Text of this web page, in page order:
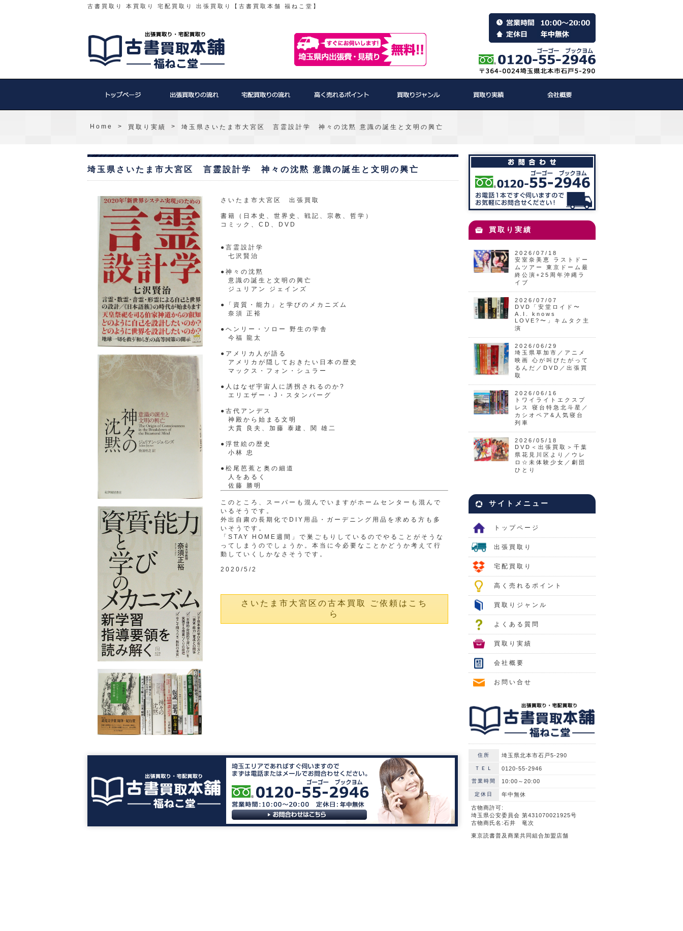
古書買取り 本買取り 宅配買取り 出張買取り【古書買取本舗 福ねこ堂】
Home > 買取り実績 > 埼玉県さいたま市大宮区 言霊設計学 神々の沈黙 意識の誕生と文明の興亡
埼玉県さいたま市大宮区 言霊設計学 神々の沈黙 意識の誕生と文明の興亡
さいたま市大宮区 出張買取
書籍（日本史、世界史、戦記、宗教、哲学）
コミック、CD、DVD
●言霊設計学
七沢賢治
●神々の沈黙
意識の誕生と文明の興亡
ジュリアン ジェインズ
●「資質・能力」と学びのメカニズム
奈須 正裕
●ヘンリー・ソロー 野生の学舎
今福 龍太
●アメリカ人が語る
アメリカが隠しておきたい日本の歴史
マックス・フォン・シュラー
●人はなぜ宇宙人に誘拐されるのか?
エリエザー・J・スタンバーグ
●古代アンデス
神殿から始まる文明
大貫 良夫、加藤 泰建、関 雄二
●浮世絵の歴史
小林 忠
●松尾芭蕉と奥の細道
人をあるく
佐藤 勝明
このところ、スーパーも混んでいますがホームセンターも混んで
いるそうです。
外出自粛の長期化でDIY用品・ガーデニング用品を求める方も多
いそうです。
「STAY HOME週間」で巣ごもりしているのでやることがそうな
ってしまうのでしょうか。本当に今必要なことかどうか考えて行
動していくしかなさそうです。
2020/5/2
さいたま市大宮区の古本買取 ご依頼はこち
ら
買取り実績
2026/07/18
安室奈美恵 ラストドー
ムツアー 東京ドーム最
終公演+25周年沖縄ラ
イブ
2026/07/07
DVD「安堂ロイド〜
A.I. knows
LOVE?〜」キムタク主
演
2026/06/29
埼玉県草加市／アニメ
映画 心が叫びたがって
るんだ／DVD／出張買
取
2026/06/16
トワイライトエクスプ
レス 寝台特急北斗星／
カシオペア&人気寝台
列車
2026/05/18
DVD＜出張買取＞千葉
県花見川区より／ウレ
ロ☆未体験少女／劇団
ひとり
サイトメニュー
トップページ
出張買取り
宅配買取り
高く売れるポイント
買取りジャンル
よくある質問
買取り実績
会社概要
お問い合せ
住所 埼玉県北本市石戸5-290
ＴＥＬ 0120-55-2946
営業時間 10:00～20:00
定休日 年中無休
古物商許可:
埼玉県公安委員会 第431070021925号
古物商氏名:石井 竜次
東京読書普及商業共同組合加盟店舗